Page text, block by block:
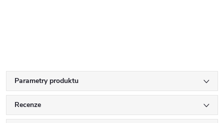
Parametry produktu
Recenze